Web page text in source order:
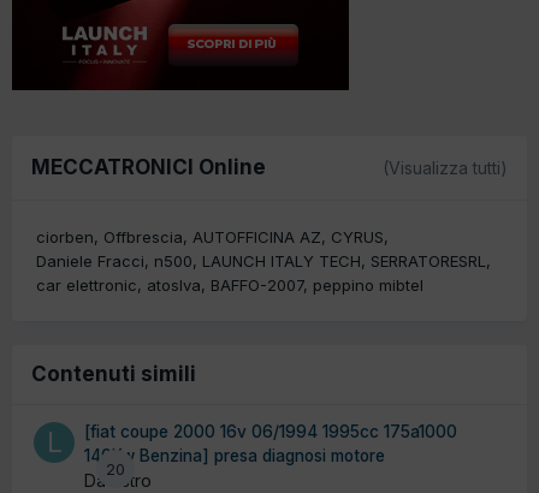
MECCATRONICI Online (Visualizza tutti)
ciorben Offbrescia AUTOFFICINA AZ
CYRUS
Daniele Fracci
n500 LAUNCH ITALY TECH
SERRATORESRL
car elettronic
atoslva BAFFO-2007 peppino mibtel
Contenuti simili
20
[fiat coupe 2000 16v 06/1994 1995cc 175a1000
140Kw Benzina] presa diagnosi motore
Da liistro